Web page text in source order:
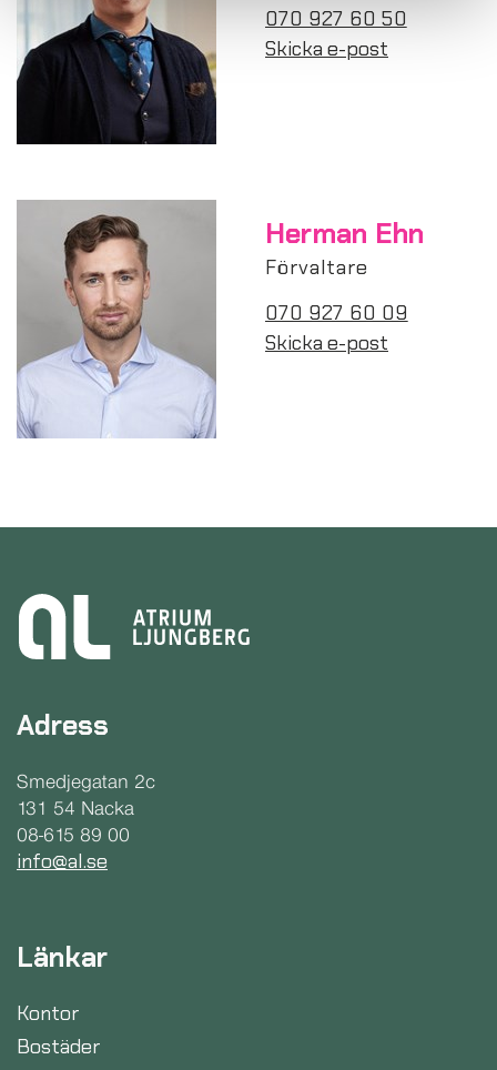
070 927 60 50
Skicka e-post
Herman Ehn
Förvaltare
070 927 60 09
Skicka e-post
Adress
Smedjegatan 2c
131 54 Nacka
08-615 89 00
info@al.se
Länkar
Kontor
Bostäder